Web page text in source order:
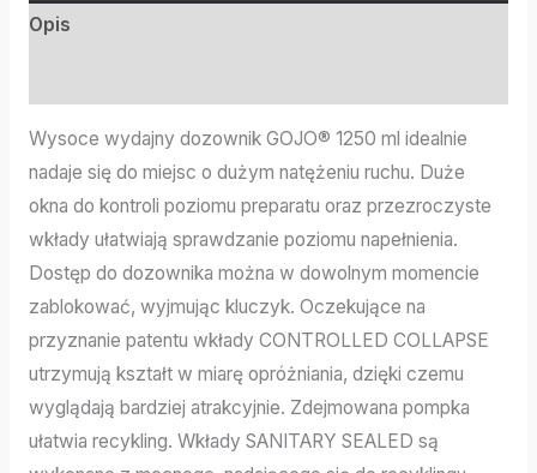
Opis
Wysoce wydajny dozownik GOJO® 1250 ml idealnie
nadaje się do miejsc o dużym natężeniu ruchu. Duże
okna do kontroli poziomu preparatu oraz przezroczyste
wkłady ułatwiają sprawdzanie poziomu napełnienia.
Dostęp do dozownika można w dowolnym momencie
zablokować, wyjmując kluczyk. Oczekujące na
przyznanie patentu wkłady CONTROLLED COLLAPSE
utrzymują kształt w miarę opróżniania, dzięki czemu
wyglądają bardziej atrakcyjnie. Zdejmowana pompka
ułatwia recykling. Wkłady SANITARY SEALED są